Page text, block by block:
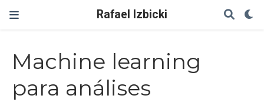
Rafael Izbicki
Machine learning
para análises